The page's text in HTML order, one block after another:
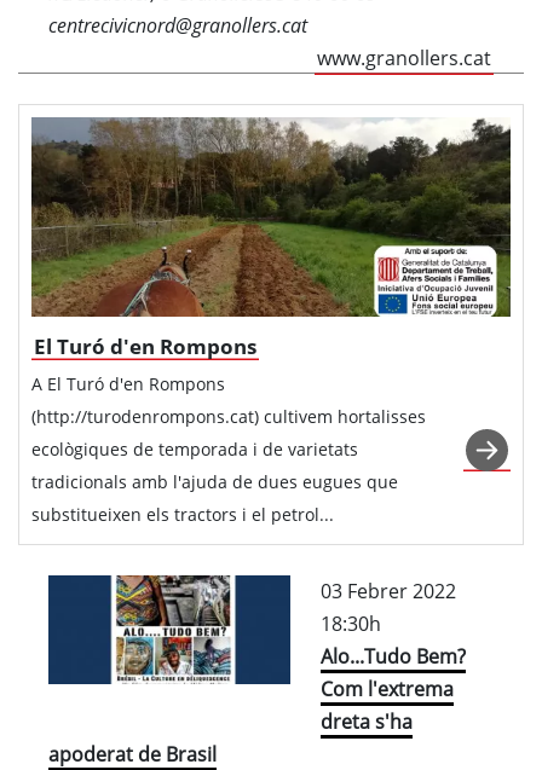
centrecivicnord@granollers.cat
www.granollers.cat
El Turó d'en Rompons
A El Turó d'en Rompons
(http://turodenrompons.cat) cultivem hortalisses
ecològiques de temporada i de varietats
tradicionals amb l'ajuda de dues eugues que
substitueixen els tractors i el petrol...
03 Febrer 2022
18:30h
Alo...Tudo Bem?
Com l'extrema
dreta s'ha
apoderat de Brasil